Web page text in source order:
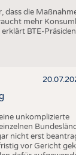
dass die
mehr
BTE-
unkomplizierte
nicht erst
vor Gericht